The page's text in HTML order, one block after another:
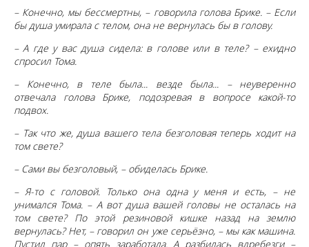
– Конечно, мы бессмертны, – говорила голова Брике. – Если
бы душа умирала с телом, она не вернулась бы в голову.
– А где у вас душа сидела: в голове или в теле? – ехидно
спросил Тома.
– Конечно, в теле была... везде была... – неуверенно
отвечала голова Брике, подозревая в вопросе какой-то
подвох.
– Так что же, душа вашего тела безголовая теперь ходит на
том свете?
– Сами вы безголовый, – обиделась Брике.
– Я-то с головой. Только она одна у меня и есть, – не
унимался Тома. – А вот душа вашей головы не осталась на
том свете? По этой резиновой кишке назад на землю
вернулась? Нет, – говорил он уже серьёзно, – мы как машина.
Пустил пар – опять заработала. А разбилась вдребезги –